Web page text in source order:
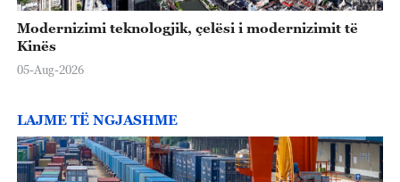
Modernizimi teknologjik, çelësi i modernizimit të
Kinës
05-Aug-2026
LAJME TË NGJASHME